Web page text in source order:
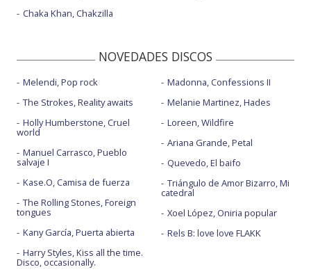
Chaka Khan, Chakzilla
NOVEDADES DISCOS
Melendi, Pop rock
The Strokes, Reality awaits
Holly Humberstone, Cruel
world
Manuel Carrasco, Pueblo
salvaje I
Kase.O, Camisa de fuerza
The Rolling Stones, Foreign
tongues
Kany García, Puerta abierta
Harry Styles, Kiss all the time.
Disco, occasionally.
Madonna, Confessions II
Melanie Martinez, Hades
Loreen, Wildfire
Ariana Grande, Petal
Quevedo, El baifo
Triángulo de Amor Bizarro, Mi
catedral
Xoel López, Oniria popular
Rels B: love love FLAKK